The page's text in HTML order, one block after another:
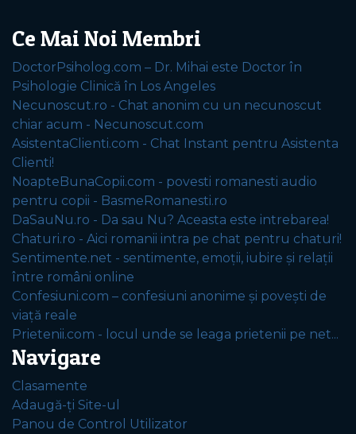
Ce Mai Noi Membri
DoctorPsiholog.com – Dr. Mihai este Doctor în
Psihologie Clinică în Los Angeles
Necunoscut.ro - Chat anonim cu un necunoscut
chiar acum - Necunoscut.com
AsistentaClienti.com - Chat Instant pentru Asistenta
Clienti!
NoapteBunaCopii.com - povesti romanesti audio
pentru copii - BasmeRomanesti.ro
DaSauNu.ro - Da sau Nu? Aceasta este intrebarea!
Chaturi.ro - Aici romanii intra pe chat pentru chaturi!
Sentimente.net - sentimente, emoții, iubire și relații
între români online
Confesiuni.com – confesiuni anonime și povești de
viață reale
Prietenii.com - locul unde se leaga prietenii pe net...
Navigare
Clasamente
Adaugă-ți Site-ul
Panou de Control Utilizator